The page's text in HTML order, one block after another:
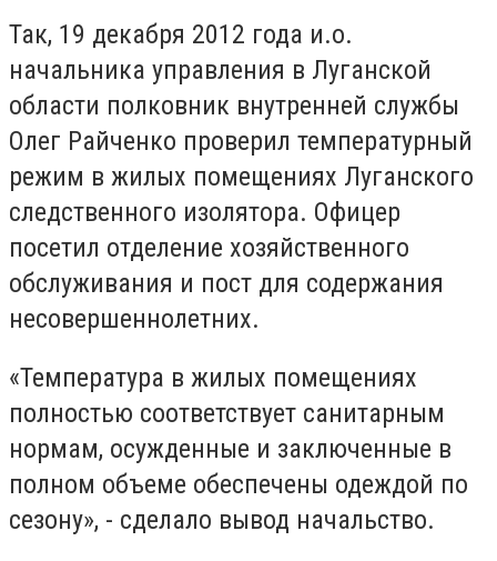
Так, 19 декабря 2012 года и.о.
начальника управления в Луганской
области полковник внутренней службы
Олег Райченко проверил температурный
режим в жилых помещениях Луганского
следственного изолятора. Офицер
посетил отделение хозяйственного
обслуживания и пост для содержания
несовершеннолетних.
«Температура в жилых помещениях
полностью соответствует санитарным
нормам, осужденные и заключенные в
полном объеме обеспечены одеждой по
сезону», - сделало вывод начальство.